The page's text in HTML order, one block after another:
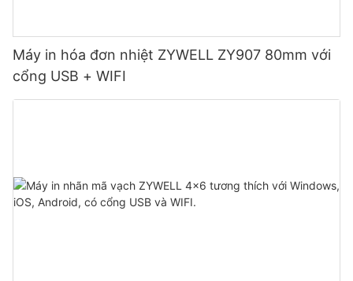
Máy in hóa đơn nhiệt ZYWELL ZY907 80mm với
cổng USB + WIFI